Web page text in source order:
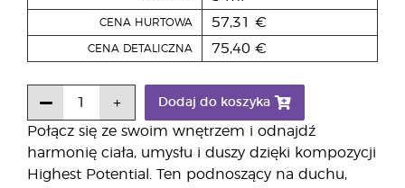
Połącz się ze swoim wnętrzem i odnajdź
harmonię ciała, umysłu i duszy dzięki kompozycji
Highest Potential. Ten podnoszący na duchu,
CENA HURTOWA 57,31 €
CENA DETALICZNA 75,40 €
Dodaj do koszyka